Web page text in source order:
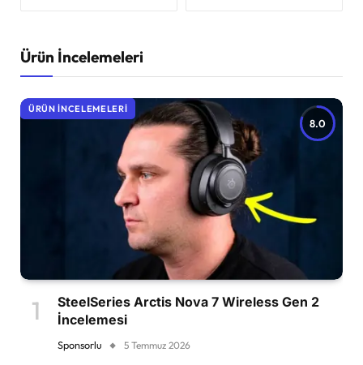
Ürün İncelemeleri
8.0
ÜRÜN İNCELEMELERI
SteelSeries Arctis Nova 7 Wireless Gen 2
İncelemesi
Sponsorlu 5 Temmuz 2026